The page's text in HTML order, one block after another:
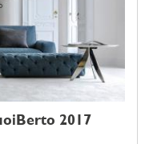
2017